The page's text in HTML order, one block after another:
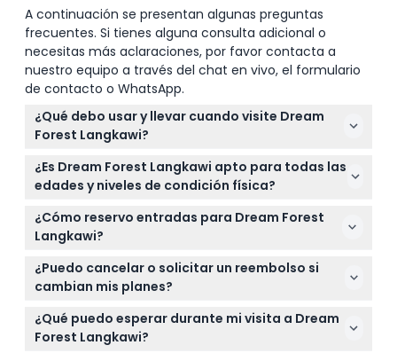
A continuación se presentan algunas preguntas
frecuentes. Si tienes alguna consulta adicional o
necesitas más aclaraciones, por favor contacta a
nuestro equipo a través del chat en vivo, el formulario
de contacto o WhatsApp.
¿Qué debo usar y llevar cuando visite Dream
Forest Langkawi?
Es mejor usar mangas largas y pantalones largos
para evitar las picaduras de mosquitos y usar
repelente de insectos. Dado que el sendero es
oscuro con caminos irregulares, se recomiendan
zapatos cómodos como zapatillas deportivas.
¿Es Dream Forest Langkawi apto para todas las
edades y niveles de condición física?
La atracción es más adecuada para visitantes de 3
a 99 años, con diferentes precios de entradas
según el grupo de edad. Sin embargo, no es apto
para personas en sillas de ruedas o con dificultades
para caminar.
¿Cómo reservo entradas para Dream Forest
Langkawi?
Puede reservar sus entradas de forma segura en
línea aquí mismo en este sitio web. Simplemente
seleccione su fecha preferida y verifique la
disponibilidad durante el proceso de reserva.
¿Puedo cancelar o solicitar un reembolso si
cambian mis planes?
Las entradas para Dream Forest Langkawi no son
reembolsables y no se pueden cancelar. Por favor,
asegúrese de elegir la fecha y hora correctas antes
¿Qué puedo esperar durante mi visita a Dream
Forest Langkawi?